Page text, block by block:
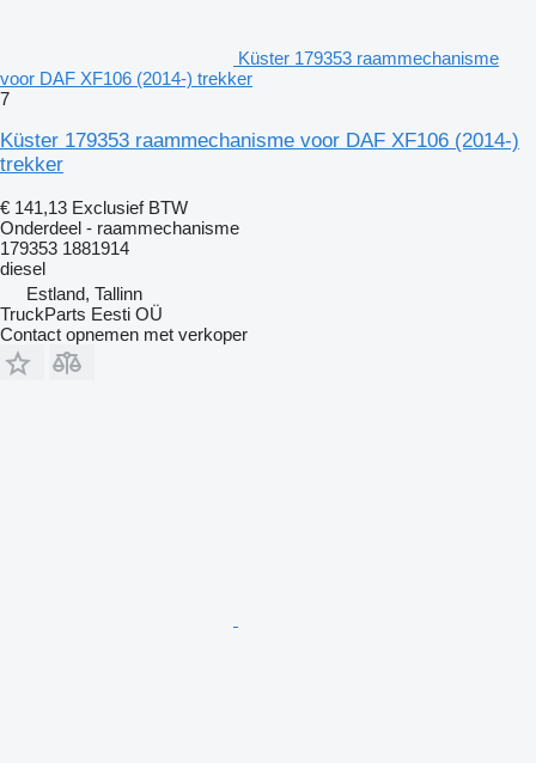
Küster 179353 raammechanisme
voor DAF XF106 (2014-) trekker
7
Küster 179353 raammechanisme voor DAF XF106 (2014-)
trekker
€ 141,13 Exclusief BTW
Onderdeel - raammechanisme
179353 1881914
diesel
Estland, Tallinn
TruckParts Eesti OÜ
Contact opnemen met verkoper